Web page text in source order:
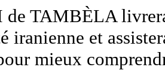
TAMBÈLA
iranienne et
mieux